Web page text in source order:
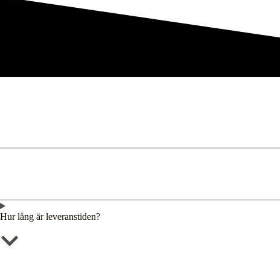
Hur lång är leveranstiden?